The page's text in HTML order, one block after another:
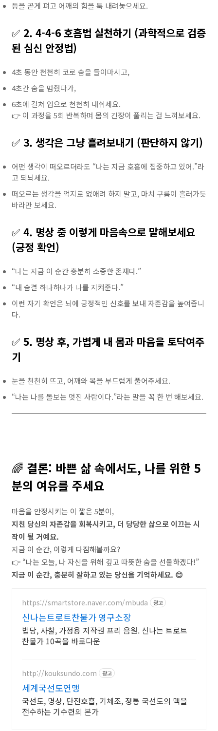
등을 곧게 펴고 어깨의 힘을 툭 내려놓으세요.
✅ 2. 4-4-6 호흡법 실천하기 (과학적으로 검증
된 심신 안정법)
4초 동안 천천히 코로 숨을 들이마시고,
4초간 숨을 멈췄다가,
6초에 걸쳐 입으로 천천히 내쉬세요.
👉 이 과정을 5회 반복하며 몸의 긴장이 풀리는 걸 느껴보세요.
✅ 3. 생각은 그냥 흘려보내기 (판단하지 않기)
어떤 생각이 떠오르더라도 “나는 지금 호흡에 집중하고 있어.”라
고 되뇌세요.
떠오르는 생각을 억지로 없애려 하지 말고, 마치 구름이 흘러가듯
바라만 보세요.
✅ 4. 명상 중 이렇게 마음속으로 말해보세요
(긍정 확언)
“나는 지금 이 순간 충분히 소중한 존재다.”
“내 숨결 하나하나가 나를 지켜준다.”
이런 자기 확언은 뇌에 긍정적인 신호를 보내 자존감을 높여줍니
다.
✅ 5. 명상 후, 가볍게 내 몸과 마음을 토닥여주
기
눈을 천천히 뜨고, 어깨와 목을 부드럽게 풀어주세요.
“나는 나를 돌보는 멋진 사람이다.”라는 말을 꼭 한 번 해보세요.
🌈 결론: 바쁜 삶 속에서도, 나를 위한 5
분의 여유를 주세요
마음을 안정시키는 이 짧은 5분이,
지친 당신의 자존감을 회복시키고, 더 당당한 삶으로 이끄는 시
작이 될 거예요.
지금 이 순간, 이렇게 다짐해볼까요?
👉 “나는 오늘, 나 자신을 위해 깊고 따뜻한 숨을 선물하겠다!”
지금 이 순간, 충분히 잘하고 있는 당신을 기억하세요. 😊
https://smartstore.naver.com/mbuda 광고
신나는트로트찬불가 영구소장
법당, 사찰, 가정용 저작권 프리 음원. 신나는 트로트
찬불가 10곡을 바로다운
http://kouksundo.com 광고
세계국선도연맹
국선도, 명상, 단전호흡, 기체조, 정통 국선도의 맥을
전수하는 기수련의 본가